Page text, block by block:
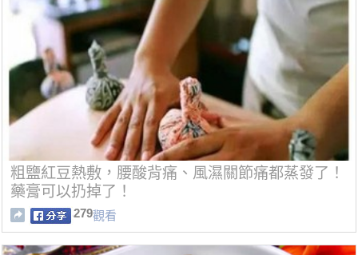
粗鹽紅豆熱敷，腰酸背痛、風濕關節痛都蒸發了！
藥膏可以扔掉了！
279觀看